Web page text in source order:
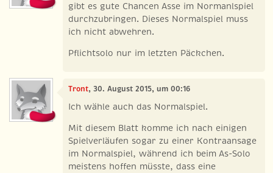
gibt es gute Chancen Asse im Normanlspiel
durchzubringen. Dieses Normalspiel muss
ich nicht abwehren.
Pflichtsolo nur im letzten Päckchen.
Tront, 30. August 2015, um 00:16
Ich wähle auch das Normalspiel.
Mit diesem Blatt komme ich nach einigen
Spielverläufen sogar zu einer Kontraansage
im Normalspiel, während ich beim As-Solo
meistens hoffen müsste, dass eine